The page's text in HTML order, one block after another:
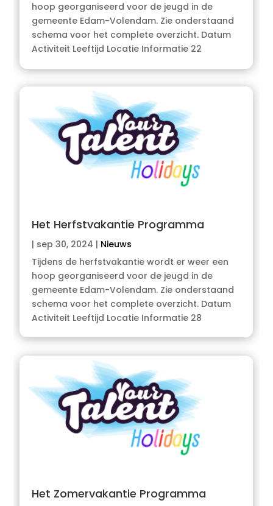
hoop georganiseerd voor de jeugd in de
gemeente Edam-Volendam. Zie onderstaand
schema voor het complete overzicht. Datum
Activiteit Leeftijd Locatie Informatie 22
Het Herfstvakantie Programma
| sep 30, 2024 | Nieuws
Tijdens de herfstvakantie wordt er weer een
hoop georganiseerd voor de jeugd in de
gemeente Edam-Volendam. Zie onderstaand
schema voor het complete overzicht. Datum
Activiteit Leeftijd Locatie Informatie 28
Het Zomervakantie Programma